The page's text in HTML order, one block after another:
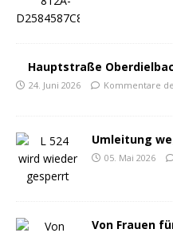
Hauptstraße
24. Juni 2026 Kommentare
Umleitung
05. Mai 2026
Von Frauen